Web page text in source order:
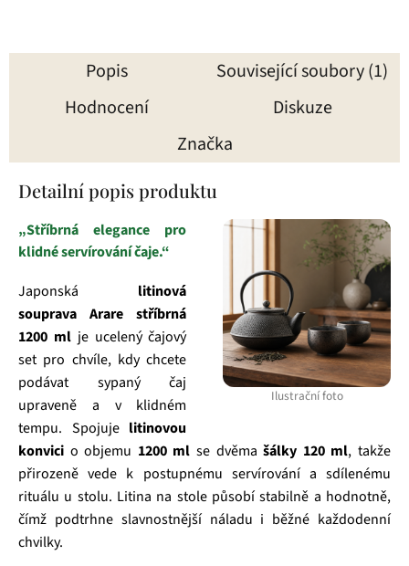
Popis
Související soubory (1)
Hodnocení
Diskuze
Značka
Detailní popis produktu
Ilustrační foto
„Stříbrná elegance pro
klidné servírování čaje.“
Japonská litinová
souprava Arare stříbrná
1200 mlje ucelený čajový
set pro chvíle, kdy chcete
podávat sypaný čaj
upraveně a v klidném
tempu. Spojuje litinovou
konvici o objemu 1200 ml se dvěmašálky 120 ml, takže
přirozeně vede k postupnému servírování a sdílenému
rituálu u stolu. Litina na stole působí stabilně a hodnotně,
čímž podtrhne slavnostnější náladu i běžné každodenní
chvilky.